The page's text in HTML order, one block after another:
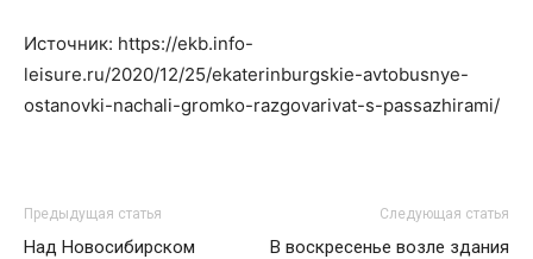
Источник: https://ekb.info-
leisure.ru/2020/12/25/ekaterinburgskie-avtobusnye-
ostanovki-nachali-gromko-razgovarivat-s-passazhirami/
Предыдущая статья
Над Новосибирском
Следующая статья
В воскресенье возле здания